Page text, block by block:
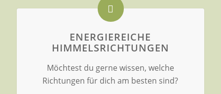
ENERGIEREICHE
HIMMELSRICHTUNGEN
Möchtest du gerne wissen, welche
Richtungen für dich am besten sind?